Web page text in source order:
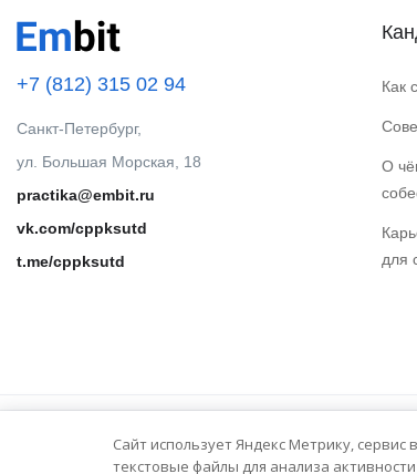
+7 (812) 315 02 94
Санкт-Петербург,
ул. Большая Морская, 18
practika@embit.ru
vk.com/cppksutd
t.me/cppksutd
Как
О
для
© 2025 Embit. Все права защищены.
Сайт использует Яндекс Метрику,
текстовые файлы для анализа